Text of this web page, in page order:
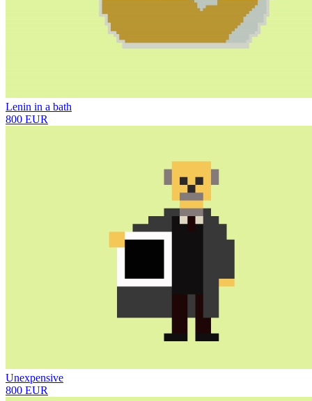
Lenin in a bath
800 EUR
Unexpensive
800 EUR